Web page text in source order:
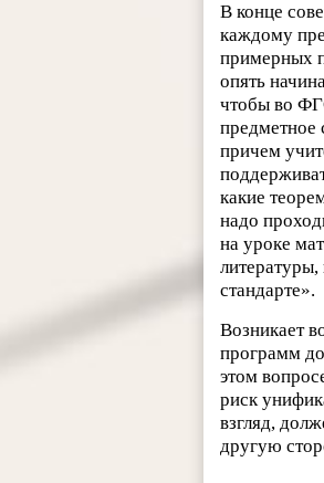
В конце
каждому
примерных
опять
чтобы во
предметное
причем
какие
надо
на уроке
стандарте».
Возникает
программ
этом
риск
взгляд,
другую